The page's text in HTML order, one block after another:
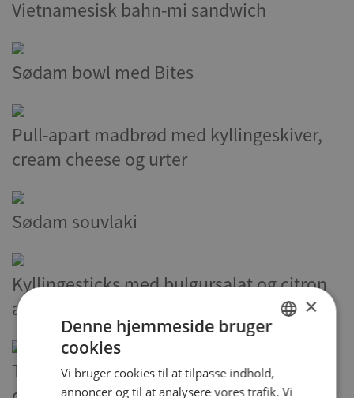
Vietnamesisk bahn-mi sandwich
Sødam bowl med Bites
Pull-apart madbrød med kyllingeskiver,
cream cheese og urter
Sødam souvlaki
Kyllingesticks med bulgursalat og citron
aioli
Taco med Bites, syltet kål, brændte majs
ENGLISH
×
Denne hjemmeside bruger
cookies
Vi bruger cookies til at tilpasse indhold,
annoncer og til at analysere vores trafik. Vi